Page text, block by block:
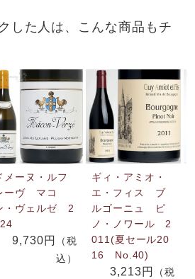
した人は、こんな商品もチ
メーヌ・ルフ
ーヴ マコ
・ヴェルゼ 2
9,730円
（税
込）
ギィ・アミオ・
エ・フィス ブ
ルゴーニュ ピ
ノ・ノワール 2
011(夏セール20
16 No.40)
3,213円
（税